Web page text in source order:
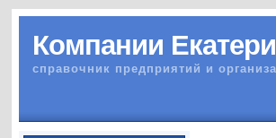
Компании
справочник предприятий и